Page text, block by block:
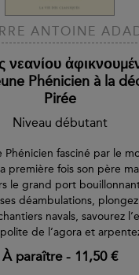
ANTOINE
νεανίου
Phénicien à la
Pirée
Niveau débutant
Phénicien fasciné par le
première fois son père
le grand port
déambulations,
navals, savourez
de l’agora et
À paraître- 11,50 €